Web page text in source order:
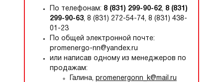
По телефонам: 8 (831) 299-90-62, 8 (831)
299-90-63, 8 (831) 272-54-74, 8 (831) 438-
01-23
По общей электронной почте:
promenergo-nn@yandex.ru
или написав одному из менеджеров по
продажам:
Галина, promenergonn_k@mail.ru